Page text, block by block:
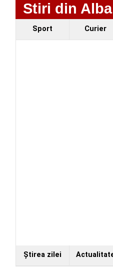
Stiri din Alba
Sport Curier
Ştirea zilei